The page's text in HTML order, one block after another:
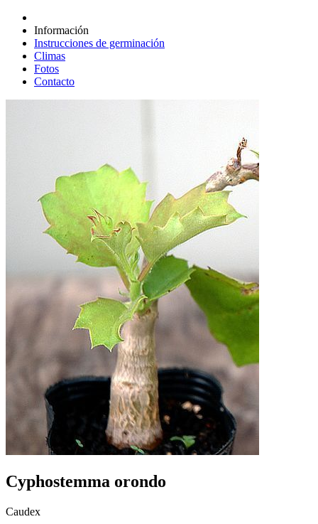
Información
Instrucciones de germinación
Climas
Fotos
Contacto
Cyphostemma orondo
Caudex